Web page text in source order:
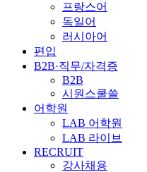
프랑스어
독일어
러시아어
편입
B2B·직무/자격증
B2B
시원스쿨쓸
어학원
LAB 어학원
LAB 라이브
RECRUIT
강사채용